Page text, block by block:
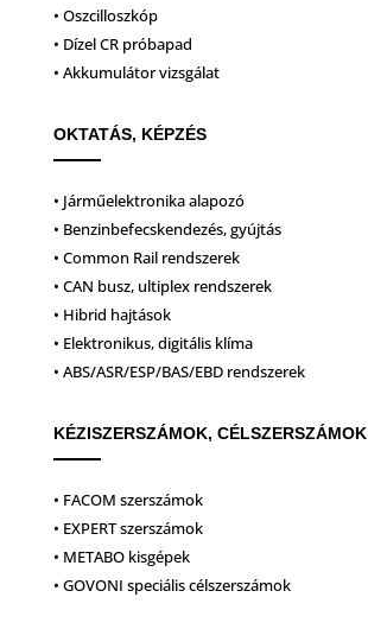
• Oszcilloszkóp
• Dízel CR próbapad
• Akkumulátor vizsgálat
OKTATÁS, KÉPZÉS
• Járműelektronika alapozó
• Benzinbefecskendezés, gyújtás
• Common Rail rendszerek
• CAN busz, ultiplex rendszerek
• Hibrid hajtások
• Elektronikus, digitális klíma
• ABS/ASR/ESP/BAS/EBD rendszerek
KÉZISZERSZÁMOK, CÉLSZERSZÁMOK
• FACOM szerszámok
• EXPERT szerszámok
• METABO kisgépek
• GOVONI speciális célszerszámok